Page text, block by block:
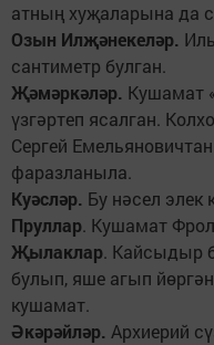
атның хуҗаларына да
Озын Илҗәнекеләр.
сантиметр булган.
Җәмәркәләр. Кушамат
үзгәртеп ясалган.
Сергей
фаразланыла.
Куәсләр. Бу нәсел элек
Пруллар. Кушамат Фрол
Җылаклар. Кайсыдыр
булып, яше агып
кушамат.
Әкәрәйләр. Архиерий